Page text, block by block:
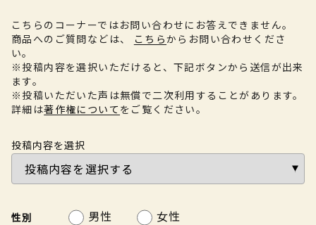
こちらのコーナーではお問い合わせにお答えできません。
商品へのご質問などは、
こちらからお問い合わせくださ
い。
※投稿内容を選択いただけると、下記ボタンから送信が出来
ます。
※投稿いただいた声は無償で二次利用することがあります。
詳細は著作権について をご覧ください。
投稿内容を選択
性別 男性 女性